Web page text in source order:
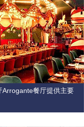
Arrogante餐厅提供主要